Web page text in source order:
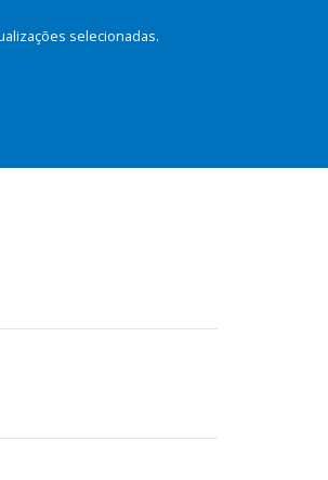
selecionadas.